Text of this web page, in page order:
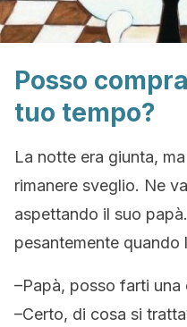
Posso
tuo tempo?
La notte era giunta,
rimanere sveglio. Ne
aspettando il suo
pesantemente quando
–Papà, posso farti una
–Certo, di cosa si